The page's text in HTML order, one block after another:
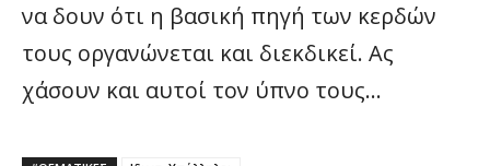
να δουν ότι η βασική πηγή των κερδών
τους οργανώνεται και διεκδικεί. Ας
χάσουν και αυτοί τον ύπνο τους…